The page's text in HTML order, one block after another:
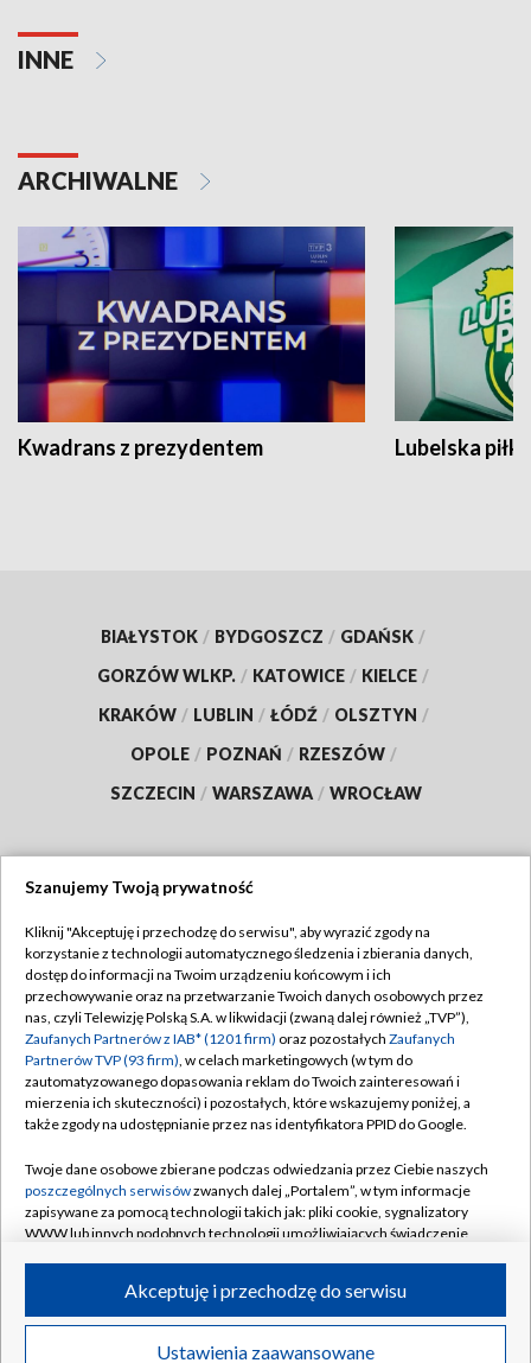
INNE
ARCHIWALNE
Kwadrans z prezydentem Lubelska piłka
BIAŁYSTOK / BYDGOSZCZ / GDAŃSK /
GORZÓW WLKP. / KATOWICE / KIELCE /
KRAKÓW / LUBLIN / ŁÓDŹ / OLSZTYN /
OPOLE / POZNAŃ / RZESZÓW /
SZCZECIN / WARSZAWA / WROCŁAW
TVP
Abonament TVP
Emisja w TVP
Centrum informacji TVP
Naziemna Telewizja Cyfrowa
Rada Programowa
System NOS
Informacje o nadawcy
Program dla prasy
Regulamin TVP
Polityka prywatności
Moje zgody
Pomoc
Kontakt
Kanały
©2026 Telewizja Polska S.A. w likwidacji
Szanujemy Twoją prywatność
Kliknij "Akceptuję i przechodzę do serwisu", aby wyrazić zgody na
korzystanie z technologii automatycznego śledzenia i zbierania danych,
dostęp do informacji na Twoim urządzeniu końcowym i ich
przechowywanie oraz na przetwarzanie Twoich danych osobowych przez
nas, czyli Telewizję Polską S.A. w likwidacji (zwaną dalej również „TVP”),
Zaufanych Partnerów z IAB* (1201 firm) oraz pozostałych Zaufanych
Partnerów TVP (93 firm), w celach marketingowych (w tym do
zautomatyzowanego dopasowania reklam do Twoich zainteresowań i
mierzenia ich skuteczności) i pozostałych, które wskazujemy poniżej, a
także zgody na udostępnianie przez nas identyfikatora PPID do Google.
Twoje dane osobowe zbierane podczas odwiedzania przez Ciebie naszych
poszczególnych serwisówzwanych dalej „Portalem”, w tym informacje
zapisywane za pomocą technologii takich jak: pliki cookie, sygnalizatory
WWW lub innych podobnych technologii umożliwiających świadczenie
ruchu w Internecie.
Twoje dane osobowe zbierane podczas odwiedzania przez Ciebie
Ustawienia zaawansowane
Akceptuję i przechodzę do serwisu